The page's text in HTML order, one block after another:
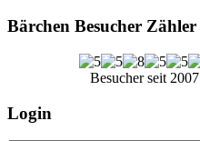
Bärchen Besucher Zähler
Besucher seit 2007
Login